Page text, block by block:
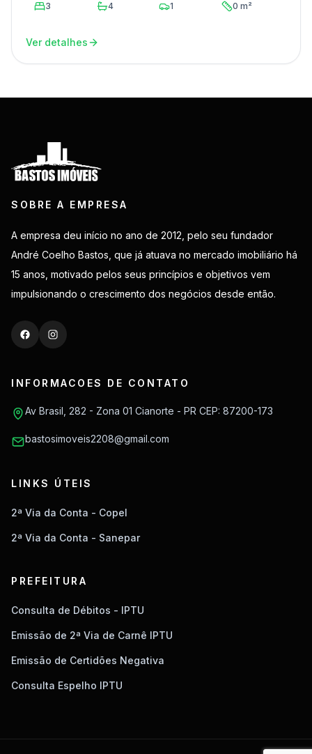
3 4 1 0 m²
Ver detalhes
SOBRE A EMPRESA
A empresa deu início no ano de 2012, pelo seu fundador
André Coelho Bastos, que já atuava no mercado imobiliário há
15 anos, motivado pelos seus princípios e objetivos vem
impulsionando o crescimento dos negócios desde então.
INFORMACOES DE CONTATO
Av Brasil, 282 - Zona 01 Cianorte - PR CEP: 87200-173
bastosimoveis2208@gmail.com
LINKS ÚTEIS
2ª Via da Conta - Copel
2ª Via da Conta - Sanepar
PREFEITURA
Consulta de Débitos - IPTU
Emissão de 2ª Via de Carnê IPTU
Emissão de Certidões Negativa
Consulta Espelho IPTU